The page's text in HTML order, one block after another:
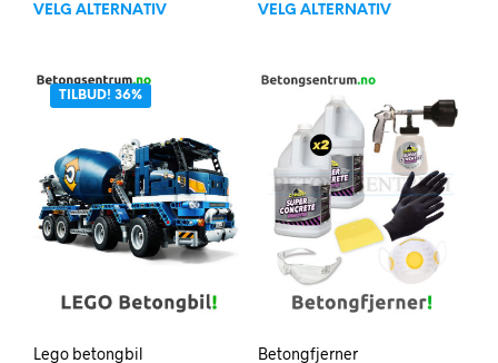
4.498kr
VELG ALTERNATIV
Dette
flere
Alternativene
velges
produktsiden
VELG ALTERNATIV
TILBUD! 36%
Lego betongbil Betongfjerner